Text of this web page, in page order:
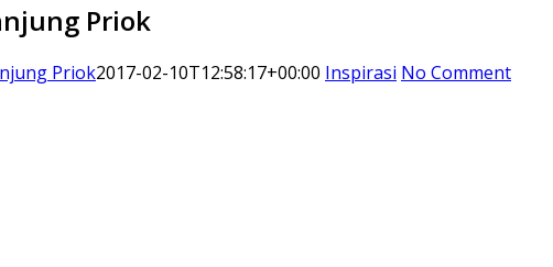
Priok
Priok2017-02-10T12:58:17+00:00 Inspirasi No Comment